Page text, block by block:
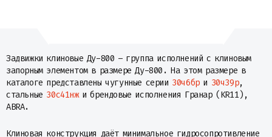
Водомерные узлы
Запорная арматура
Задвижки клиновые Ду-800 – группа исполнений с клиновым
запорным элементом в размере Ду-800. На этом размере в
каталоге представлены чугунные серии 30ч6бри 30ч39р,
стальные 30с41нжи брендовые исполнения Гранар (KR11),
ABRA.
Клиновая конструкция даёт минимальное гидросопротивление